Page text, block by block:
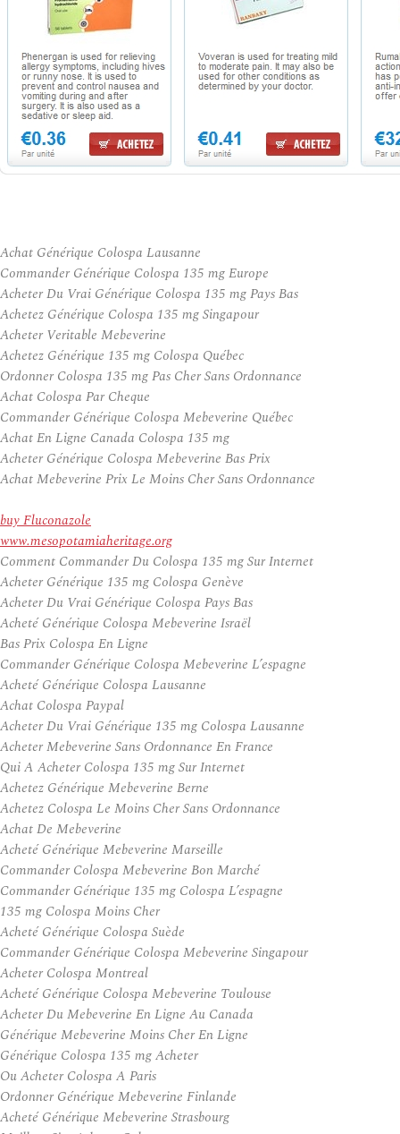
Achat Générique Colospa Lausanne
Commander Générique Colospa 135 mg Europe
Acheter Du Vrai Générique Colospa 135 mg Pays Bas
Achetez Générique Colospa 135 mg Singapour
Acheter Veritable Mebeverine
Achetez Générique 135 mg Colospa Québec
Ordonner Colospa 135 mg Pas Cher Sans Ordonnance
Achat Colospa Par Cheque
Commander Générique Colospa Mebeverine Québec
Achat En Ligne Canada Colospa 135 mg
Acheter Générique Colospa Mebeverine Bas Prix
Achat Mebeverine Prix Le Moins Cher Sans Ordonnance
buy Fluconazole
www.mesopotamiaheritage.org
Comment Commander Du Colospa 135 mg Sur Internet
Acheter Générique 135 mg Colospa Genève
Acheter Du Vrai Générique Colospa Pays Bas
Acheté Générique Colospa Mebeverine Israël
Bas Prix Colospa En Ligne
Commander Générique Colospa Mebeverine L’espagne
Acheté Générique Colospa Lausanne
Achat Colospa Paypal
Acheter Du Vrai Générique 135 mg Colospa Lausanne
Acheter Mebeverine Sans Ordonnance En France
Qui A Acheter Colospa 135 mg Sur Internet
Achetez Générique Mebeverine Berne
Achetez Colospa Le Moins Cher Sans Ordonnance
Achat De Mebeverine
Acheté Générique Mebeverine Marseille
Commander Colospa Mebeverine Bon Marché
Commander Générique 135 mg Colospa L’espagne
135 mg Colospa Moins Cher
Acheté Générique Colospa Suède
Commander Générique Colospa Mebeverine Singapour
Acheter Colospa Montreal
Acheté Générique Colospa Mebeverine Toulouse
Acheter Du Mebeverine En Ligne Au Canada
Générique Mebeverine Moins Cher En Ligne
Générique Colospa 135 mg Acheter
Ou Acheter Colospa A Paris
Ordonner Générique Mebeverine Finlande
Acheté Générique Mebeverine Strasbourg